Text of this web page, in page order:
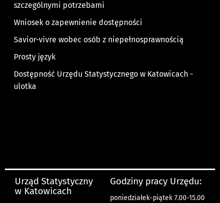
szczególnymi potrzebami
Wniosek o zapewnienie dostępności
Savior-vivre wobec osób z niepełnosprawnością
Prosty język
Dostępność Urzędu Statystycznego w Katowicach -
ulotka
Urząd Statystyczny
w Katowicach
Godziny pracy Urzędu:
poniedziałek-piątek 7.00-15.00